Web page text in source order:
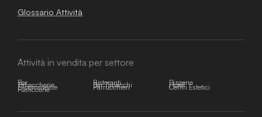
Glossario Attività
Attività in vendita per settore
Bar Ristoranti Pizzerie
Tabaccherie Bar Tabacchi Hotel
E-commerce Parrucchieri Centri Estetici
Pasticcerie